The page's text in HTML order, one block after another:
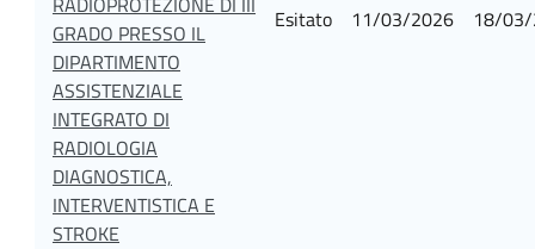
GRADO PRESSO IL
DIPARTIMENTO
ASSISTENZIALE
INTEGRATO DI
RADIOLOGIA
DIAGNOSTICA,
INTERVENTISTICA E
STROKE
Esitato 11/03/2026 18/